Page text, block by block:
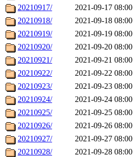
20210917/
2021-09-17 08:00
20210918/
2021-09-18 08:00
20210919/
2021-09-19 08:00
20210920/
2021-09-20 08:00
20210921/
2021-09-21 08:00
20210922/
2021-09-22 08:00
20210923/
2021-09-23 08:00
20210924/
2021-09-24 08:00
20210925/
2021-09-25 08:00
20210926/
2021-09-26 08:00
20210927/
2021-09-27 08:00
20210928/
2021-09-28 08:00